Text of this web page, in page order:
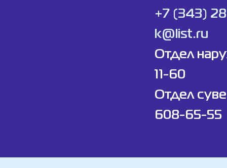
+7 (343)
k@list.ru
Отдел
11-60
Отдел
608-65-55